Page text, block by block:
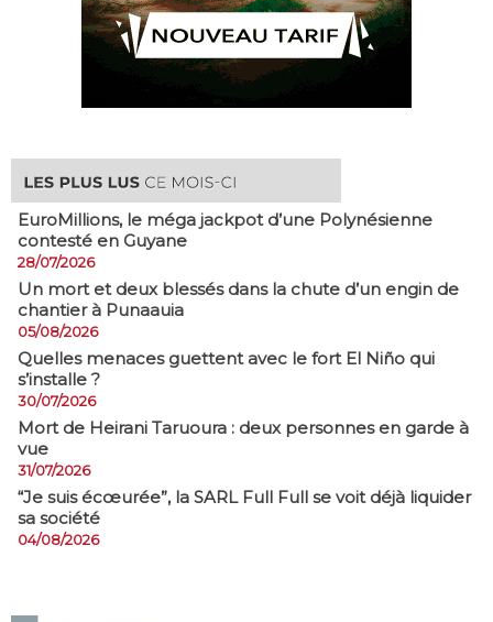
EuroMillions, ​le méga jackpot d’une Polynésienne
contesté en Guyane
28/07/2026
​Un mort et deux blessés dans la chute d’un engin de
chantier à Punaauia
05/08/2026
Quelles menaces guettent avec le fort El Niño qui
s’installe ?
30/07/2026
Mort de Heirani Taruoura : deux personnes en garde à
vue
31/07/2026
​“Je suis écœurée”, la SARL Full Full se voit déjà liquider
sa société
04/08/2026